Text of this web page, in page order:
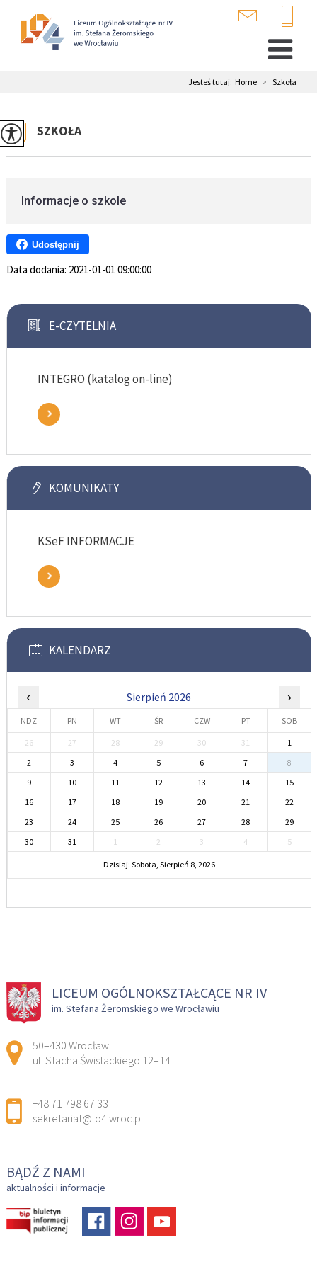
Jesteś tutaj: Home > Szkoła
SZKOŁA
Informacje o szkole
Udostępnij
Data dodania: 2021-01-01 09:00:00
E-CZYTELNIA
INTEGRO (katalog on-line)
KOMUNIKATY
KSeF INFORMACJE
KALENDARZ
‹ Sierpień 2026 ›
NDZ PN WT ŚR CZW PT SOB
26 27 28 29 30 31
1
2
3 4 5 6 7
8
9
10 11 12 13 14
15
16
17 18 19 20 21
22
23
24 25 26 27 28
29
30
31 1 2 3 4 5
Dzisiaj: Sobota, Sierpień 8, 2026
LICEUM OGÓLNOKSZTAŁCĄCE NR IV
im. Stefana Żeromskiego we Wrocławiu
Adres pocztowy:
50–430 Wrocław
ul. Stacha Świstackiego 12–14
+48 71 798 67 33
sekretariat@lo4.wroc.pl
BĄDŹ Z NAMI
aktualności i informacje